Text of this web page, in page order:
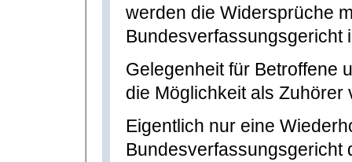
werden die Widersprüche
Bundesverfassungsgericht
Gelegenheit für Betroffene
die Möglichkeit als Zuhörer
Eigentlich nur eine
Bundesverfassungsgericht